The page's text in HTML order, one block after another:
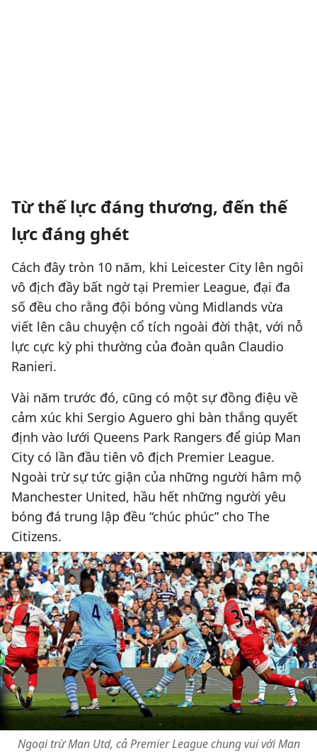
Từ thế lực đáng thương, đến thế
lực đáng ghét
Cách đây tròn 10 năm, khi Leicester City lên ngôi
vô địch đầy bất ngờ tại Premier League, đại đa
số đều cho rằng đội bóng vùng Midlands vừa
viết lên câu chuyện cổ tích ngoài đời thật, với nỗ
lực cực kỳ phi thường của đoàn quân Claudio
Ranieri.
Vài năm trước đó, cũng có một sự đồng điệu về
cảm xúc khi Sergio Aguero ghi bàn thắng quyết
định vào lưới Queens Park Rangers để giúp Man
City có lần đầu tiên vô địch Premier League.
Ngoài trừ sự tức giận của những người hâm mộ
Manchester United, hầu hết những người yêu
bóng đá trung lập đều “chúc phúc” cho The
Citizens.
Ngoại trừ Man Utd, cả Premier League chung vui với Man